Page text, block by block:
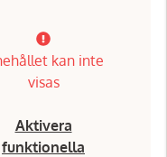
kan inte
visas
Aktivera
funktionella